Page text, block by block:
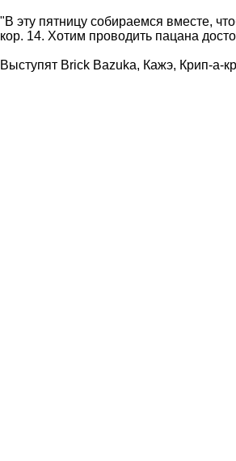
"В эту пятницу собираемся вместе,
кор. 14. Хотим проводить пацана
Выступят Brick Bazuka, Кажэ, Крип-а-